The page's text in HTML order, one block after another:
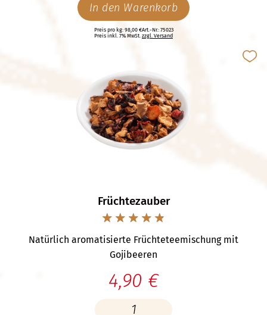
In den Warenkorb
Preis pro kg: 98,00 €Art.-Nr.: 75023
Preis inkl. 7% MwSt. zzgl. Versand
Früchtezauber
Natürlich aromatisierte Früchteteemischung mit
Gojibeeren
4,90 €